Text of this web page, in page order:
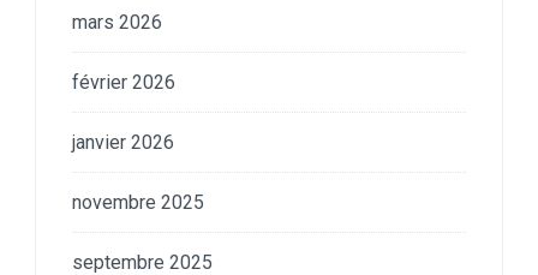
mars 2026
février 2026
janvier 2026
novembre 2025
septembre 2025